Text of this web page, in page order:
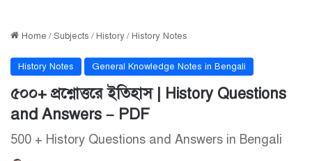
Home / Subjects /History/History Notes
History Notes General Knowledge Notes in Bengali
৫০০+ প্রশ্নোত্তরে ইতিহাস | History Questions
and Answers – PDF
500 + History Questions and Answers in Bengali